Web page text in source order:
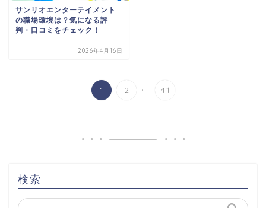
サンリオエンターテイメント
の職場環境は？気になる評
判・口コミをチェック！
2026年4月16日
1 2 ... 41
検索